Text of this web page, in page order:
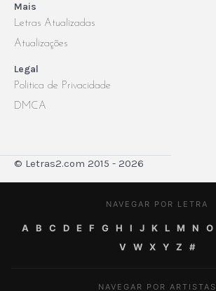
Mais
Letras Atualizadas
Atualizações
Legal
Politica de Privacidade
DMCA
© Letras2.com 2015 - 2026
NAVEGAR POR LETRA
A B C D E F G H I J K L M N O
V
W X Y Z #
NAVEGAR POR ARTISTAS